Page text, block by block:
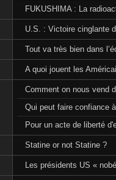
FUKUSHIMA : La
U.S. : Victoire cinglante
Tout va très bien dans
A quoi jouent les
Comment on nous vend
Qui peut faire confiance
Pour un acte de liberté
Statine or not Statine ?
Les présidents US «